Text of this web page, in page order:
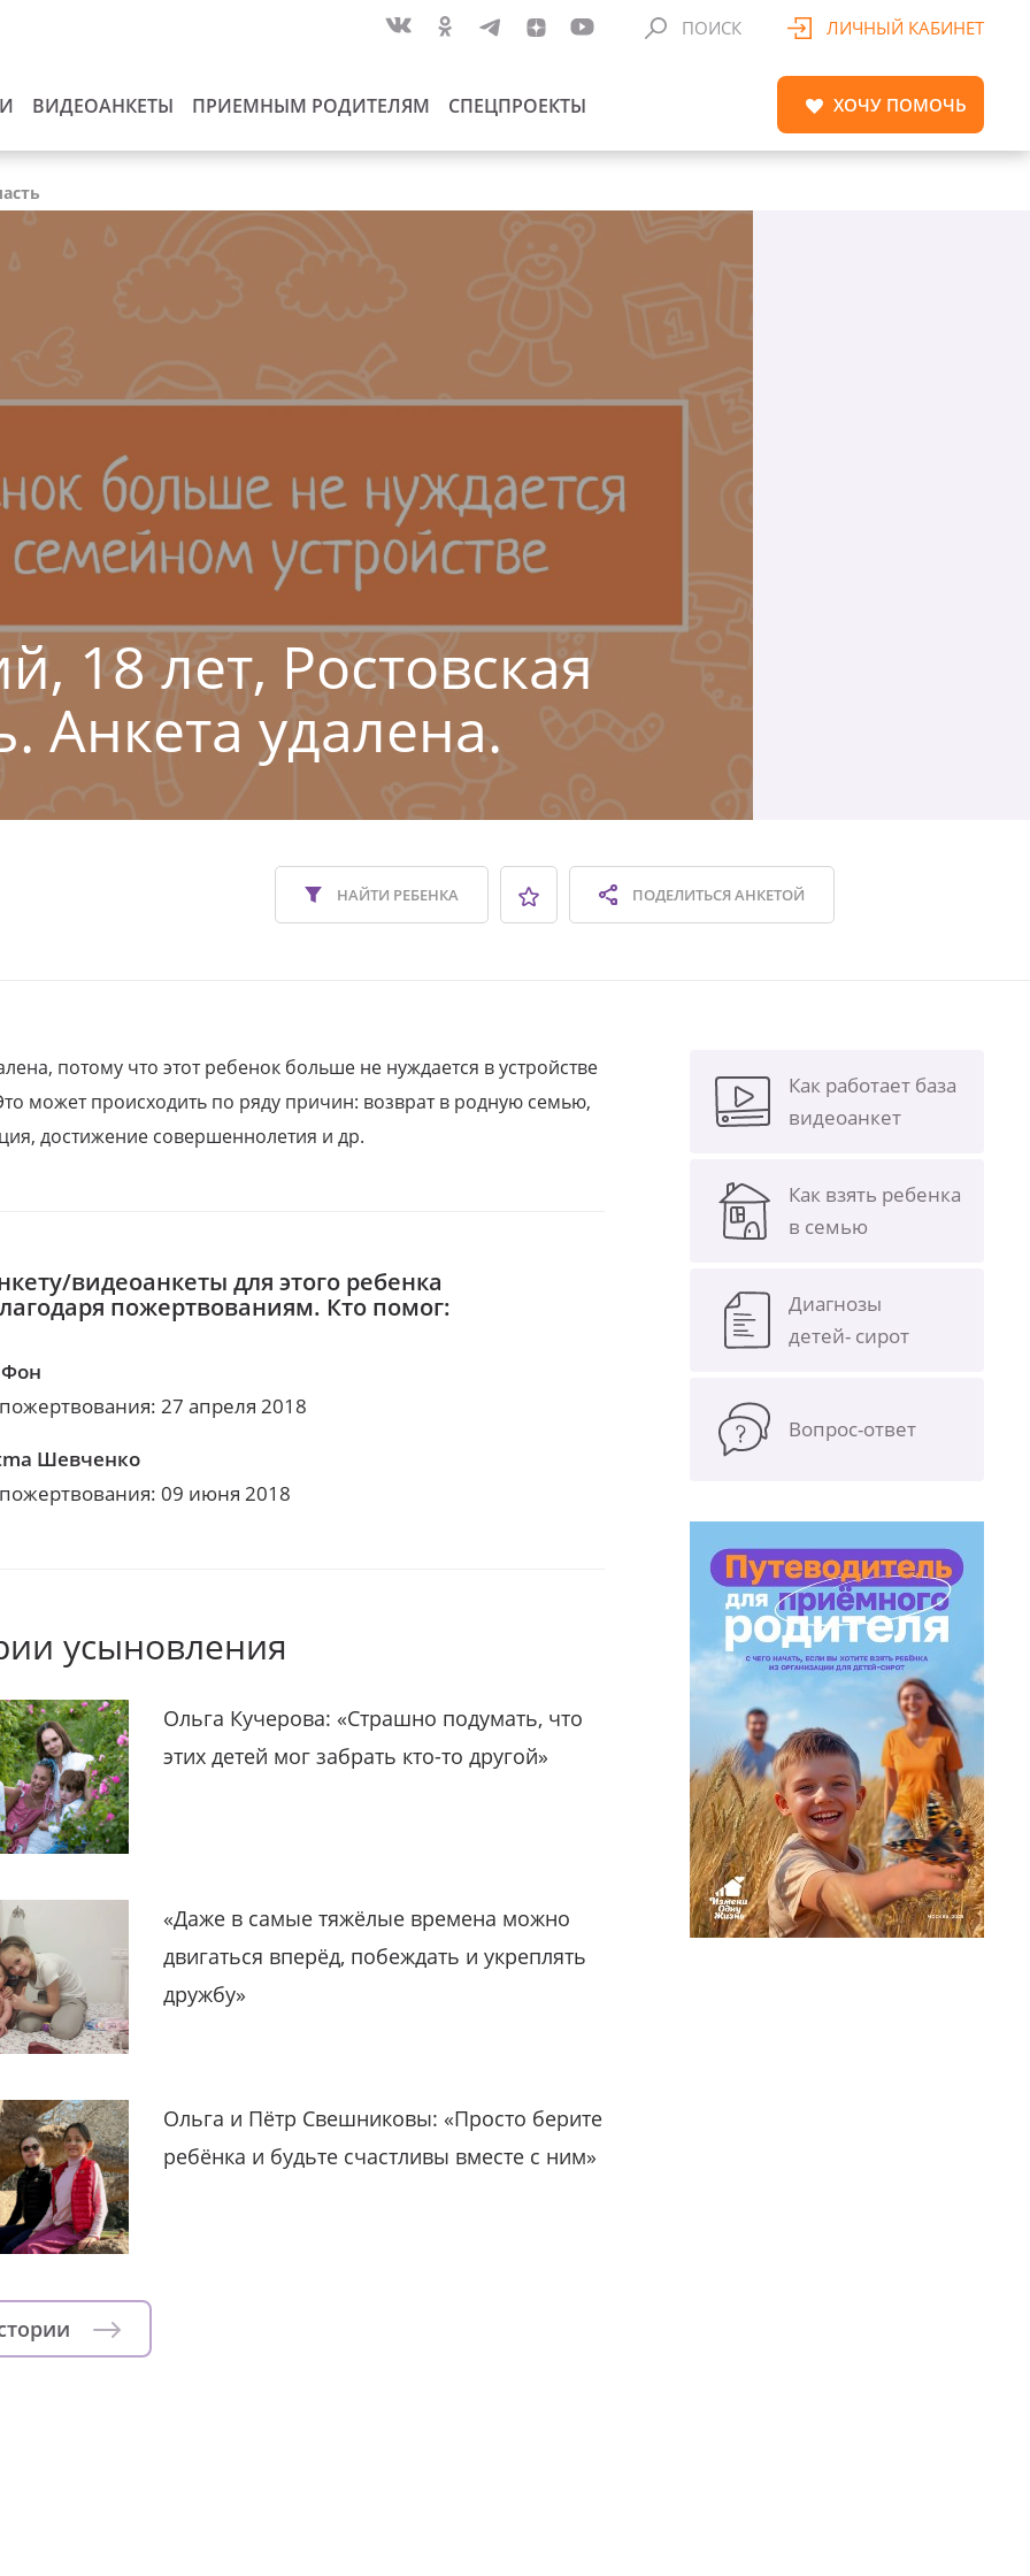
ВИДЕОАНКЕТЫ ПРИЕМНЫМ РОДИТЕЛЯМ СПЕЦПРОЕКТЫ
ПОИСК ЛИЧНЫЙ КАБИНЕТ
ХОЧУ ПОМОЧЬ
18 лет, Ростовская
Анкета удалена.
ПОДЕЛИТЬСЯАНКЕТОЙ
НАЙТИ РЕБЕНКА
потому что этот ребенок больше не нуждается в устройстве
может происходить по ряду причин: возврат в родную семью,
достижение совершеннолетия и др.
видеоанкеты для этого ребенка
пожертвованиям. Кто помог:
27 апреля 2018
Шевченко
09 июня 2018
усыновления
Ольга Кучерова: «Страшно подумать, что
этих детей мог забрать кто-то другой»
«Даже в самые тяжёлые времена можно
двигаться вперёд, побеждать и укреплять
дружбу»
Ольга и Пётр Свешниковы: «Просто берите
ребёнка и будьте счастливы вместе с ним»
Как работает база
видеоанкет
Как взять ребенка
в семью
Диагнозы
детей- сирот
Вопрос-ответ